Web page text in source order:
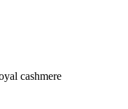
cashmere